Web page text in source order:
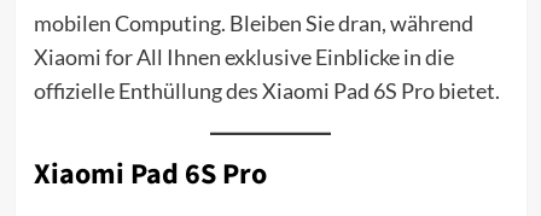
mobilen Computing. Bleiben Sie dran, während
Xiaomi for All Ihnen exklusive Einblicke in die
offizielle Enthüllung des Xiaomi Pad 6S Pro bietet.
Xiaomi Pad 6S Pro